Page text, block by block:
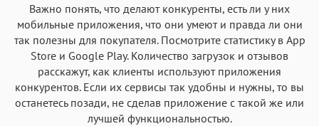
Важно понять, что делают конкуренты, есть ли у них
мобильные приложения, что они умеют и правда ли они
так полезны для покупателя. Посмотрите статистику в App
Store и Google Play. Количество загрузок и отзывов
расскажут, как клиенты используют приложения
конкурентов. Если их сервисы так удобны и нужны, то вы
останетесь позади, не сделав приложение с такой же или
лучшей функциональностью.